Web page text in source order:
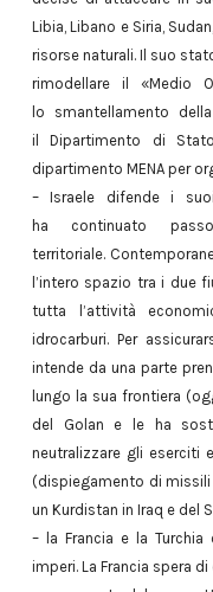
Libia, Libano e Siria,
risorse naturali. Il suo
rimodellare il «Medio
lo smantellamento
il Dipartimento di
dipartimento MENA per
– Israele difende i
ha continuato
territoriale.
l’intero spazio tra i due
tutta l’attività
idrocarburi. Per
intende da una parte
lungo la sua frontiera
del Golan e le ha
neutralizzare gli eserciti
(dispiegamento di missili
un Kurdistan in Iraq e del
– la Francia e la
imperi. La Francia spera